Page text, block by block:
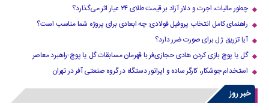
چطور مالیات، اجرت و دلار آزاد بر قیمت طلای ۲۴ عیار اثر می‌گذارد؟
راهنمای کامل انتخاب پروفیل فولادی: چه ابعادی برای پروژه شما مناسب است؟
آیا تزریق ژل برای صورت ضرر دارد​؟
گل یا پوچ بازی کردن هادی حجازی‌فر با قهرمان مسابقات گل یا پوچ-راهبرد معاصر
استخدام جوشکار، کارگر ساده و اپراتور دستگاه در گروه صنعتی آفر در تهران
خبر روز